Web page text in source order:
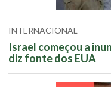
INTERNACIONAL
Israel começou a
diz fonte dos EUA